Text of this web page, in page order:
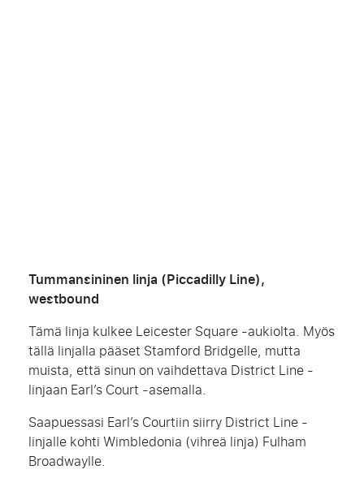
Tummansininen linja (Piccadilly Line),
westbound
Tämä linja kulkee Leicester Square -aukiolta. Myös
tällä linjalla pääset Stamford Bridgelle, mutta
muista, että sinun on vaihdettava District Line -
linjaan Earl’s Court -asemalla.
Saapuessasi Earl’s Courtiin siirry District Line -
linjalle kohti Wimbledonia (vihreä linja) Fulham
Broadwaylle.